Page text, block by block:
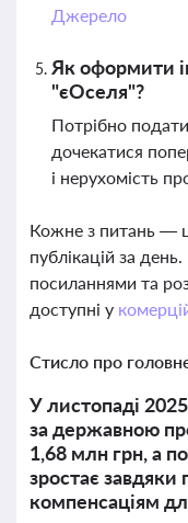
Джерело
Як оформити
"єОселя"?
Потрібно
дочекатися
і нерухомість
Кожне з питань —
публікацій за
посиланнями та
доступні у
Стисло про
У листопаді
за державною
1,68 млн грн, а
зростає завдяки
компенсаціям